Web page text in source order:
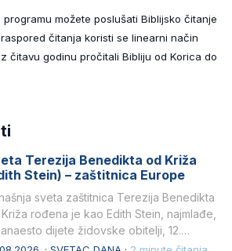
možete poslušati Biblijsko čitanje
čitanja koristi se linearni način
čitavu godinu pročitali Bibliju od Korica do
Terezija Benedikta od Križa
Stein) – zaštitnica Europe
sveta zaštitnica Terezija Benedikta
rođena je kao Edith Stein, najmlađe,
dijete židovske obitelji, 12.
1891, u Wrocławu…